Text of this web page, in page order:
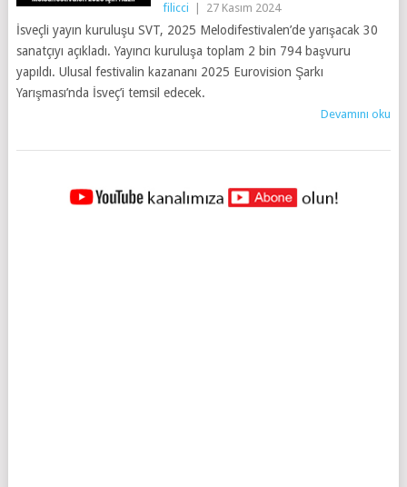
filicci 27 Kasım 2024
İsveçli yayın kuruluşu SVT, 2025 Melodifestivalen’de yarışacak 30
sanatçıyı açıkladı. Yayıncı kuruluşa toplam 2 bin 794 başvuru
yapıldı. Ulusal festivalin kazananı 2025 Eurovision Şarkı
Yarışması’nda İsveç’i temsil edecek.
Devamını oku
YAZILAR